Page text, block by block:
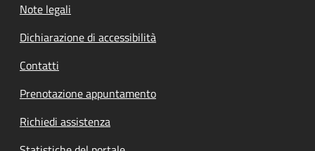
Note legali
Dichiarazione di accessibilità
Contatti
Prenotazione appuntamento
Richiedi assistenza